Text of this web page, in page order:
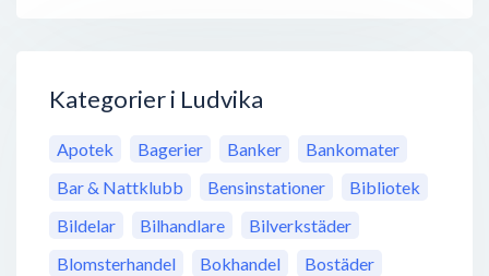
Kategorier i Ludvika
Apotek Bagerier Banker
Bankomater
Bar & Nattklubb
Bensinstationer
Bibliotek
Bildelar
Bilhandlare
Bilverkstäder
Blomsterhandel
Bokhandel
Bostäder